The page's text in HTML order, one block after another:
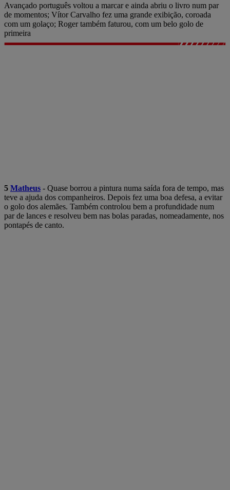
Avançado português voltou a marcar e ainda abriu o livro num par
de momentos; Vítor Carvalho fez uma grande exibição, coroada
com um golaço; Roger também faturou, com um belo golo de
primeira
5 Matheus - Quase borrou a pintura numa saída fora de tempo, mas
teve a ajuda dos companheiros. Depois fez uma boa defesa, a evitar
o golo dos alemães. Também controlou bem a profundidade num
par de lances e resolveu bem nas bolas paradas, nomeadamente, nos
pontapés de canto.